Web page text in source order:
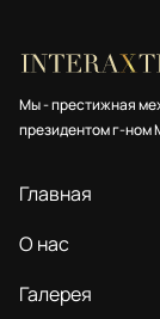
Мы - престижная
президентом г-
Главная
О нас
Галерея